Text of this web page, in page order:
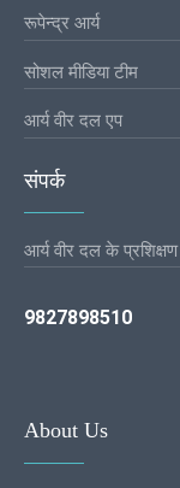
रूपेन्द्र आर्य
सोशल मीडिया टीम
आर्य वीर दल एप
संपर्क
आर्य वीर दल के
9827898510
About Us